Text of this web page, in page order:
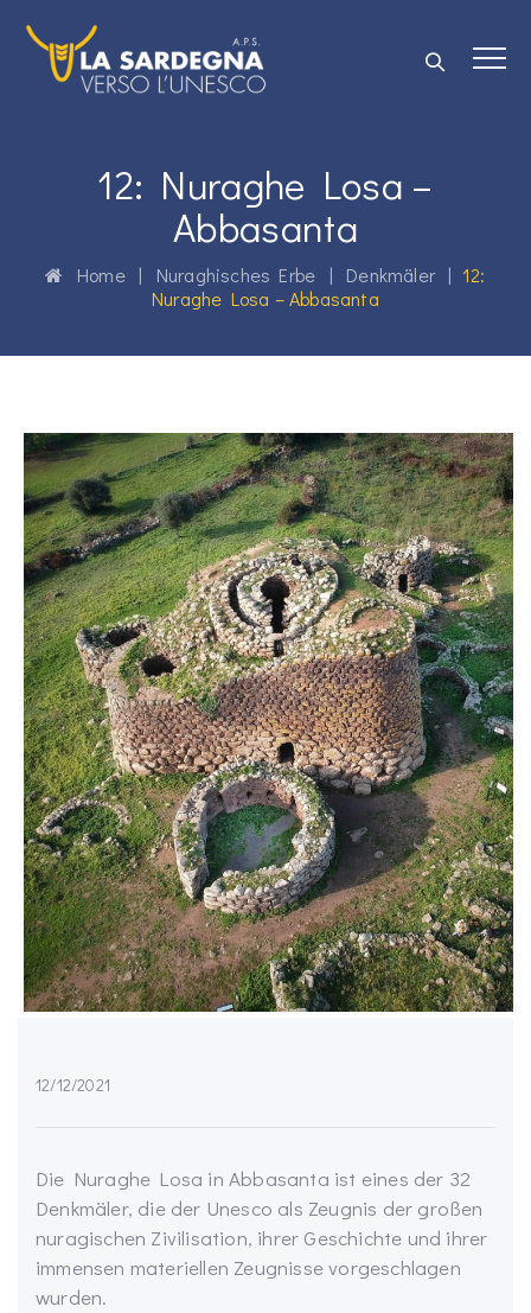
12: Nuraghe Losa –
Abbasanta
Home| Nuraghisches Erbe | Denkmäler| 12:
Nuraghe Losa – Abbasanta
12/12/2021
Die Nuraghe Losa in Abbasanta ist eines der 32
Denkmäler, die der Unesco als Zeugnis der großen
nuragischen Zivilisation, ihrer Geschichte und ihrer
immensen materiellen Zeugnisse vorgeschlagen
wurden.